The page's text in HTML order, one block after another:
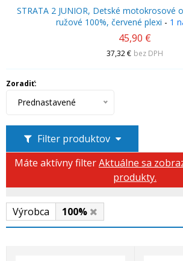
STRATA 2 JUNIOR, Detské motokrosové
ružové 100%, červené plexi - 1
45,90 €
37,32 € bez DPH
Filter produktov
Zoradiť:
Prednastavené
Máte aktívny filterAktuálne sa
produkty.
Výrobca 100%